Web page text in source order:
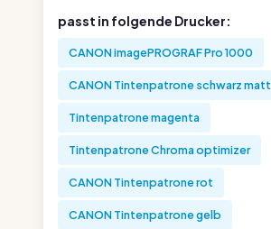
passt in folgende Drucker:
CANON imagePROGRAF Pro 1000
CANON Tintenpatrone schwarz matt
Tintenpatrone magenta
Tintenpatrone Chroma optimizer
CANON Tintenpatrone rot
CANON Tintenpatrone gelb